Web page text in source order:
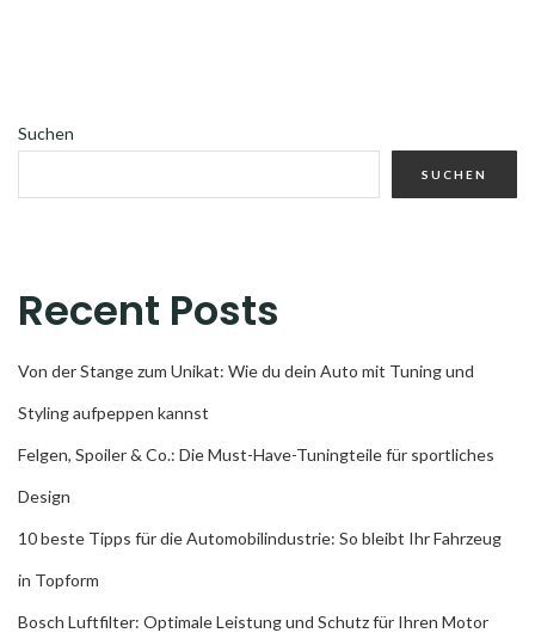
Suchen
SUCHEN
Recent Posts
Von der Stange zum Unikat: Wie du dein Auto mit Tuning und
Styling aufpeppen kannst
Felgen, Spoiler & Co.: Die Must-Have-Tuningteile für sportliches
Design
10 beste Tipps für die Automobilindustrie: So bleibt Ihr Fahrzeug
in Topform
Bosch Luftfilter: Optimale Leistung und Schutz für Ihren Motor